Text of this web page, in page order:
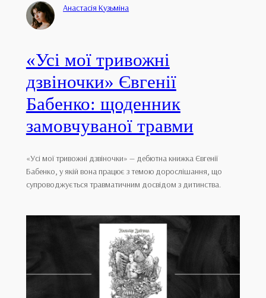
Анастасія Кузьміна
«Усі мої тривожні
дзвіночки» Євгенії
Бабенко: щоденник
замовчуваної травми
«Усі мої тривожні дзвіночки» — дебютна книжка Євгенії
Бабенко, у якій вона працює з темою дорослішання, що
супроводжується травматичним досвідом з дитинства.